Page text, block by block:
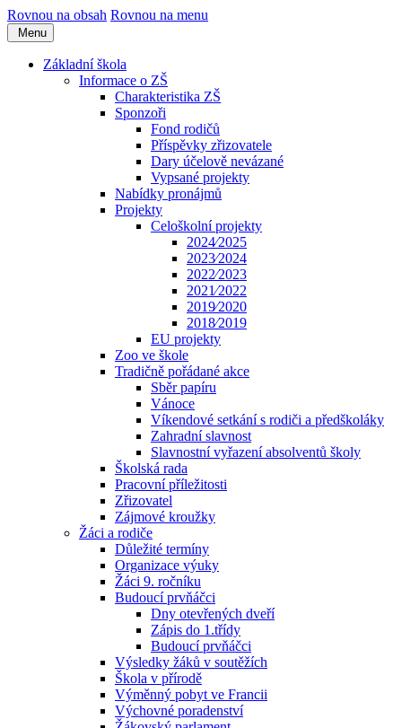
Rovnou na obsah Rovnou na menu
Menu
Základní škola
Informace o ZŠ
Charakteristika ZŠ
Sponzoři
Fond rodičů
Příspěvky zřizovatele
Dary účelově nevázané
Vypsané projekty
Nabídky pronájmů
Projekty
Celoškolní projekty
2024⁄2025
2023⁄2024
2022⁄2023
2021⁄2022
2019⁄2020
2018⁄2019
EU projekty
Zoo ve škole
Tradičně pořádané akce
Sběr papíru
Vánoce
Víkendové setkání s rodiči a předškoláky
Zahradní slavnost
Slavnostní vyřazení absolventů školy
Školská rada
Pracovní příležitosti
Zřizovatel
Zájmové kroužky
Žáci a rodiče
Důležité termíny
Organizace výuky
Žáci 9. ročníku
Budoucí prvňáčci
Dny otevřených dveří
Zápis do 1.třídy
Budoucí prvňáčci
Výsledky žáků v soutěžích
Škola v přírodě
Výměnný pobyt ve Francii
Výchovné poradenství